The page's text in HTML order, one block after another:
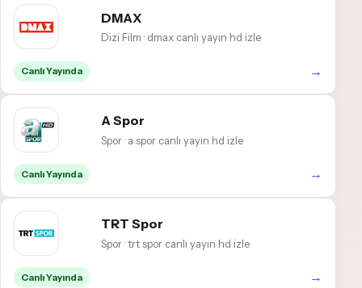
DMAX
Dizi Film · dmax canlı yayın hd izle
Canlı Yayında →
A Spor
Spor · a spor canlı yayın hd izle
Canlı Yayında →
TRT Spor
Spor · trt spor canlı yayın hd izle
Canlı Yayında →